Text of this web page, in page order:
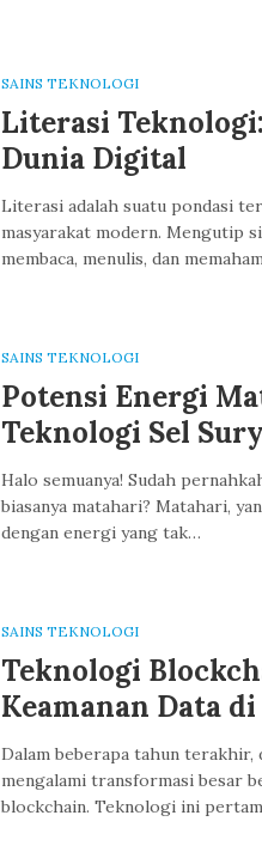
SAINS TEKNOLOGI
Literasi
Dunia Digital
Literasi adalah suatu pondasi
masyarakat modern. Mengutip
membaca, menulis, dan
SAINS TEKNOLOGI
Potensi Energi
Teknologi Sel
Halo semuanya! Sudah
biasanya matahari? Matahari,
dengan energi yang tak…
SAINS TEKNOLOGI
Teknologi
Keamanan Data
Dalam beberapa tahun terakhir,
mengalami transformasi besar
blockchain. Teknologi ini